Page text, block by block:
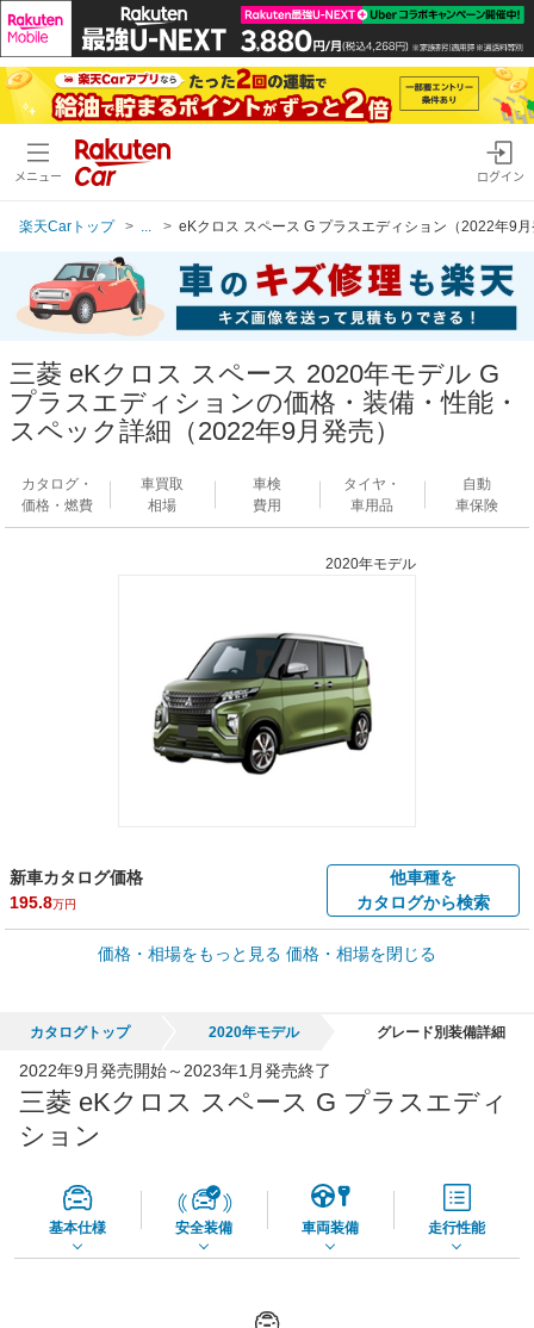
メニュー ログイン
楽天Carトップ eKクロス スペース G プラスエディション（2022年9
三菱 eKクロス スペース 2020年モデル G
プラスエディションの価格・装備・性能・
スペック詳細（2022年9月発売）
カタログ・
価格・燃費
車買取
相場
車検
費用
タイヤ・
車用品
自動
車保険
2020年モデル
新車カタログ価格
195.8万円
他車種を
カタログから検索
車買取価格 *
車買取相場
45,550円
価格・相場をもっと見る 価格・相場を閉じる
カタログトップ 2020年モデル グレード別装備詳細
2022年9月発売開始～2023年1月発売終了
三菱 eKクロス スペース G プラスエディ
ション
基本仕様 安全装備 車両装備 走行性能